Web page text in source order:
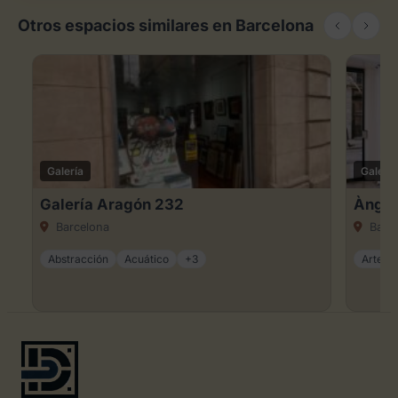
Otros espacios similares en Barcelona
Galería
Galería Aragón 232
Barcelona
Abstracción Acuático +3
Galería
Arte